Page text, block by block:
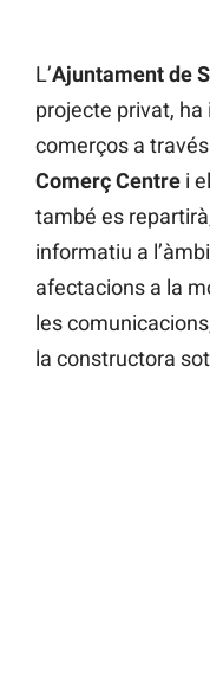
L’Ajuntament de
projecte privat,
comerços a
Comerç Centre i el
també es
informatiu a
afectacions a la
les
la constructora